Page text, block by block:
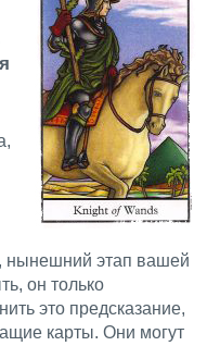
нынешний этап вашей
он только
это предсказание,
карты. Они могут